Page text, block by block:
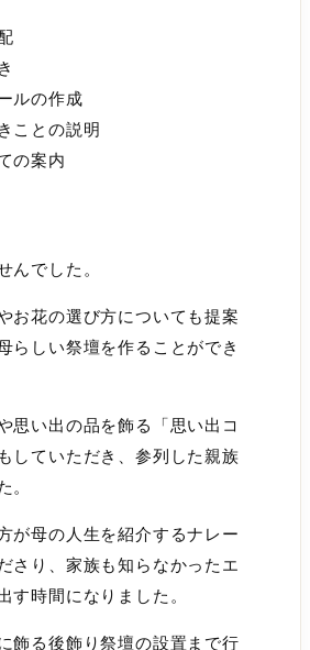
ルの作成
ことの説明
の案内
んでした。
お花の選び方についても提案
らしい祭壇を作ることができ
思い出の品を飾る「思い出コ
していただき、参列した親族
。
が母の人生を紹介するナレー
さり、家族も知らなかったエ
す時間になりました。
飾る後飾り祭壇の設置まで行